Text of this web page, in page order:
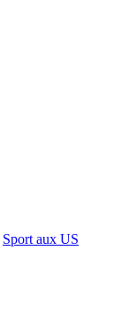
Sport aux US